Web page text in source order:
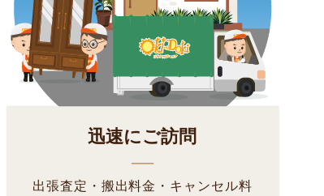
迅速にご訪問
出張査定・搬出料金・キャンセル料